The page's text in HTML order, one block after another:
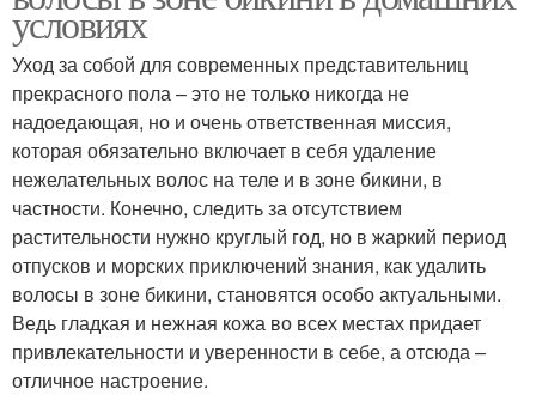
условиях
Уход за собой для современных представительниц
прекрасного пола – это не только никогда не
надоедающая, но и очень ответственная миссия,
которая обязательно включает в себя удаление
нежелательных волос на теле и в зоне бикини, в
частности. Конечно, следить за отсутствием
растительности нужно круглый год, но в жаркий период
отпусков и морских приключений знания, как удалить
волосы в зоне бикини, становятся особо актуальными.
Ведь гладкая и нежная кожа во всех местах придает
привлекательности и уверенности в себе, а отсюда –
отличное настроение.